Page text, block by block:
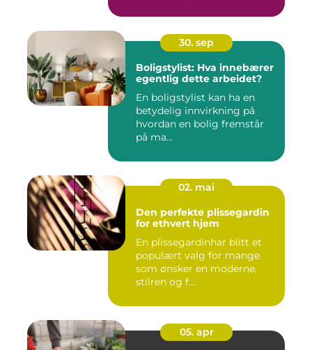
30. sep
Boligstylist: Hva innebærer
egentlig dette arbeidet?
En boligstylist kan ha en
betydelig innvirkning på
hvordan en bolig fremstår
på ma...
02. mai
Den perfekte plissegardin
for ethvert hjem
En plissegardinhar blitt et
populært valg for mange
som ønsker en moderne,
stilren og f...
05. apr